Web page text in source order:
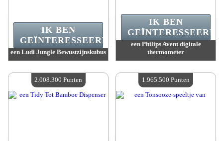
een Ludi Jungle Bewustzijnskubus
Beschikbare hoeveelheid :4
IK BEN
GEÏNTERESSEERD.
een Philips Avent digitale
thermometer
Beschikbare hoeveelheid :4
IK BEN
GEÏNTERESSEERD.
2.008.300 Punten 1.965.500 Punten